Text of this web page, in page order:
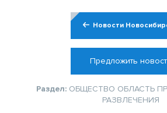
Новости
Предложить
Раздел: ОБЩЕСТВО ОБЛАСТЬ
РАЗВЛЕЧЕНИЯ